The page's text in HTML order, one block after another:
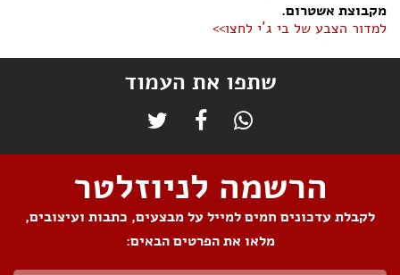
מקבוצת אשטרום.
למדור הצבע של בי ג´י לחצו>>
שתפו את העמוד
הרשמה לניוזלטר
לקבלת עדכונים חמים למייל על מבצעים, כתבות ועיצובים,
מלאו את הפרטים הבאים: